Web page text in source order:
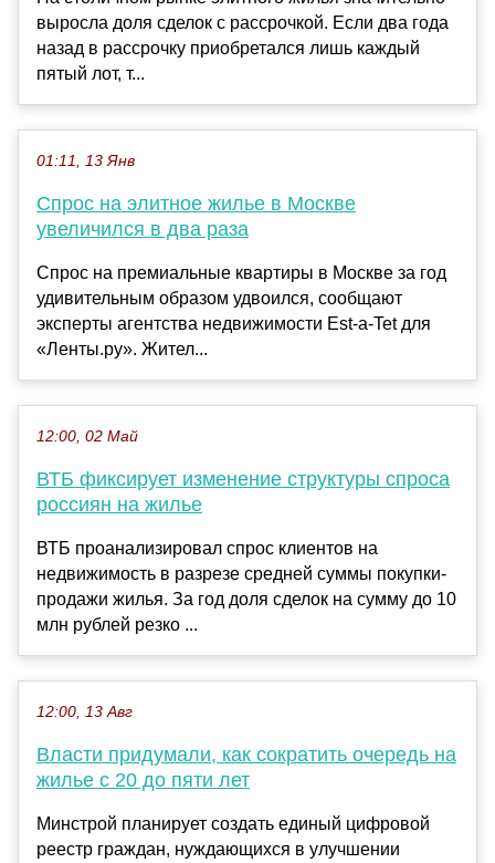
выросла доля сделок с рассрочкой. Если два года
назад в рассрочку приобретался лишь каждый
пятый лот, т...
01:11, 13 Янв
Спрос на элитное жилье в Москве
увеличился в два раза
Спрос на премиальные квартиры в Москве за год
удивительным образом удвоился, сообщают
эксперты агентства недвижимости Est-a-Tet для
«Ленты.ру». Жител...
12:00, 02 Май
ВТБ фиксирует изменение структуры спроса
россиян на жилье
ВТБ проанализировал спрос клиентов на
недвижимость в разрезе средней суммы покупки-
продажи жилья. За год доля сделок на сумму до 10
млн рублей резко ...
12:00, 13 Авг
Власти придумали, как сократить очередь на
жилье с 20 до пяти лет
Минстрой планирует создать единый цифровой
реестр граждан, нуждающихся в улучшении